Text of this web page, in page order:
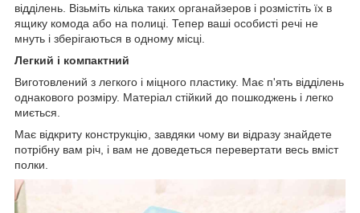
відділень. Візьміть кілька таких органайзеров і розмістіть їх в
ящику комода або на полиці. Тепер ваші особисті речі не
мнуть і зберігаються в одному місці.
Легкий і компактний
Виготовлений з легкого і міцного пластику. Має п'ять відділень
однакового розміру. Матеріал стійкий до пошкоджень і легко
миється.
Має відкриту конструкцію, завдяки чому ви відразу знайдете
потрібну вам річ, і вам не доведеться перевертати весь вміст
полки.